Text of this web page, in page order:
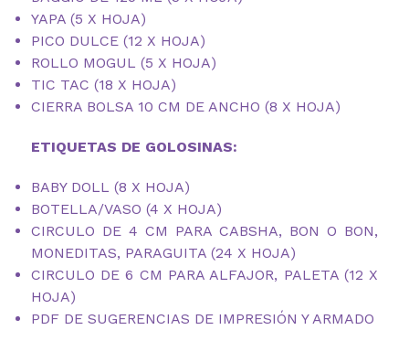
YAPA (5 X HOJA)
PICO DULCE (12 X HOJA)
ROLLO MOGUL (5 X HOJA)
TIC TAC (18 X HOJA)
CIERRA BOLSA 10 CM DE ANCHO (8 X HOJA)
ETIQUETAS DE GOLOSINAS:
BABY DOLL (8 X HOJA)
BOTELLA/VASO (4 X HOJA)
CIRCULO DE 4 CM PARA CABSHA, BON O BON,
MONEDITAS, PARAGUITA (24 X HOJA)
CIRCULO DE 6 CM PARA ALFAJOR, PALETA (12 X
HOJA)
PDF DE SUGERENCIAS DE IMPRESIÓN Y ARMADO